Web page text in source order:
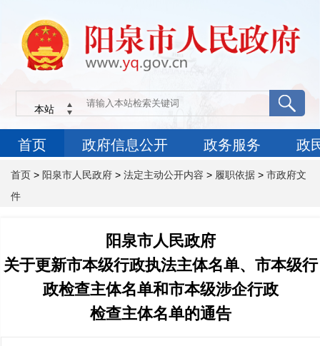
首页 > 阳泉市人民政府 > 法定主动公开内容 > 履职依据 > 市政府文
件
阳泉市人民政府
关于更新市本级行政执法主体名单、市本级行
政检查主体名单和市本级涉企行政
检查主体名单的通告